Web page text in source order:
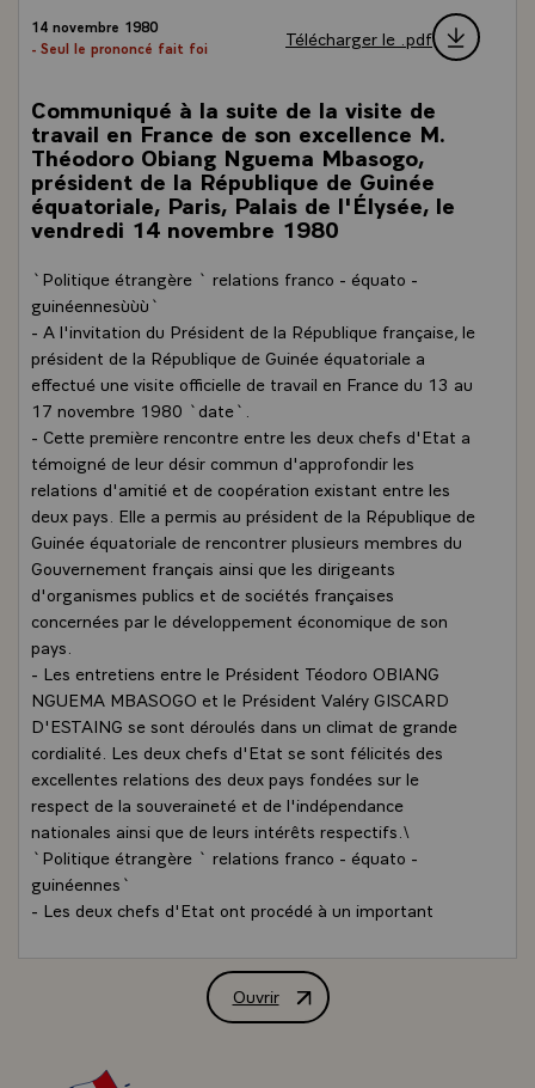
14 novembre 1980
- Seul le prononcé fait foi
Télécharger le .pdf
Communiqué à la suite de la visite de
travail en France de son excellence M.
Théodoro Obiang Nguema Mbasogo,
président de la République de Guinée
équatoriale, Paris, Palais de l'Élysée, le
vendredi 14 novembre 1980
`Politique étrangère ` relations franco - équato -
guinéennesùùù`
- A l'invitation du Président de la République française, le
président de la République de Guinée équatoriale a
effectué une visite officielle de travail en France du 13 au
17 novembre 1980 `date`.
- Cette première rencontre entre les deux chefs d'Etat a
témoigné de leur désir commun d'approfondir les
relations d'amitié et de coopération existant entre les
deux pays. Elle a permis au président de la République de
Guinée équatoriale de rencontrer plusieurs membres du
Gouvernement français ainsi que les dirigeants
d'organismes publics et de sociétés françaises
concernées par le développement économique de son
pays.
- Les entretiens entre le Président Téodoro OBIANG
NGUEMA MBASOGO et le Président Valéry GISCARD
D'ESTAING se sont déroulés dans un climat de grande
cordialité. Les deux chefs d'Etat se sont félicités des
excellentes relations des deux pays fondées sur le
respect de la souveraineté et de l'indépendance
nationales ainsi que de leurs intérêts respectifs.\
`Politique étrangère ` relations franco - équato -
guinéennes`
- Les deux chefs d'Etat ont procédé à un important
- Les deux présidents ont rappelé la signature du premier
accord de coopération économique, technique,
Paris entre la France et la Guinée équatoriale. Le
Ouvrir
Communiqué à la suite de la visite de